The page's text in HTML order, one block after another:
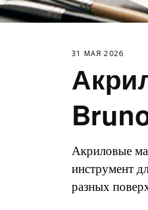
31 МАЯ 2026
Акриловые
инструмент
разных